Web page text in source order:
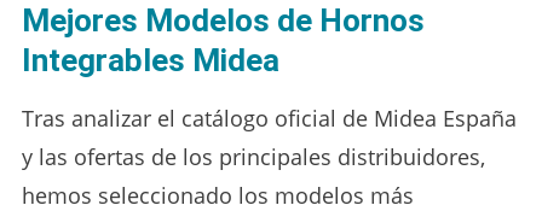
Mejores Modelos de Hornos
Integrables Midea
Tras analizar el catálogo oficial de Midea España
y las ofertas de los principales distribuidores,
hemos seleccionado los modelos más